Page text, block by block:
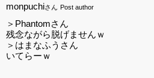
monpuchiさん Post author
＞Phantomさん
残念ながら脱げませんｗ
＞はまなふうさん
いてらーｗ